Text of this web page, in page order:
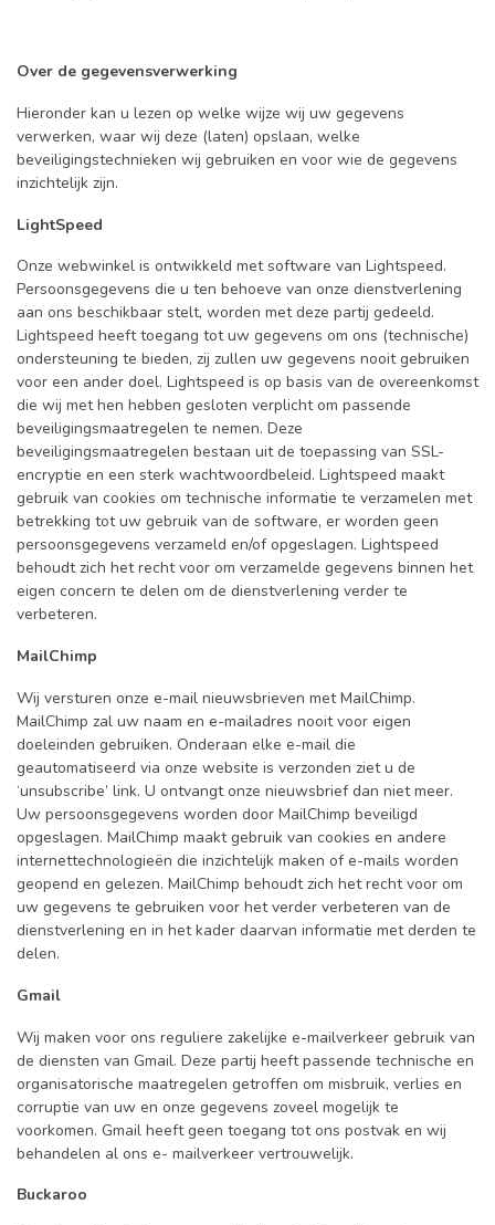
Over de gegevensverwerking
Hieronder kan u lezen op welke wijze wij uw gegevens
verwerken, waar wij deze (laten) opslaan, welke
beveiligingstechnieken wij gebruiken en voor wie de gegevens
inzichtelijk zijn.
LightSpeed
Onze webwinkel is ontwikkeld met software van Lightspeed.
Persoonsgegevens die u ten behoeve van onze dienstverlening
aan ons beschikbaar stelt, worden met deze partij gedeeld.
Lightspeed heeft toegang tot uw gegevens om ons (technische)
ondersteuning te bieden, zij zullen uw gegevens nooit gebruiken
voor een ander doel. Lightspeed is op basis van de overeenkomst
die wij met hen hebben gesloten verplicht om passende
beveiligingsmaatregelen te nemen. Deze
beveiligingsmaatregelen bestaan uit de toepassing van SSL-
encryptie en een sterk wachtwoordbeleid. Lightspeed maakt
gebruik van cookies om technische informatie te verzamelen met
betrekking tot uw gebruik van de software, er worden geen
persoonsgegevens verzameld en/of opgeslagen. Lightspeed
behoudt zich het recht voor om verzamelde gegevens binnen het
eigen concern te delen om de dienstverlening verder te
verbeteren.
MailChimp
Wij versturen onze e-mail nieuwsbrieven met MailChimp.
MailChimp zal uw naam en e-mailadres nooit voor eigen
doeleinden gebruiken. Onderaan elke e-mail die
geautomatiseerd via onze website is verzonden ziet u de
‘unsubscribe’ link. U ontvangt onze nieuwsbrief dan niet meer.
Uw persoonsgegevens worden door MailChimp beveiligd
opgeslagen. MailChimp maakt gebruik van cookies en andere
internettechnologieën die inzichtelijk maken of e-mails worden
geopend en gelezen. MailChimp behoudt zich het recht voor om
uw gegevens te gebruiken voor het verder verbeteren van de
dienstverlening en in het kader daarvan informatie met derden te
delen.
Gmail
Wij maken voor ons reguliere zakelijke e-mailverkeer gebruik van
de diensten van Gmail. Deze partij heeft passende technische en
organisatorische maatregelen getroffen om misbruik, verlies en
corruptie van uw en onze gegevens zoveel mogelijk te
voorkomen. Gmail heeft geen toegang tot ons postvak en wij
behandelen al ons e- mailverkeer vertrouwelijk.
Buckaroo